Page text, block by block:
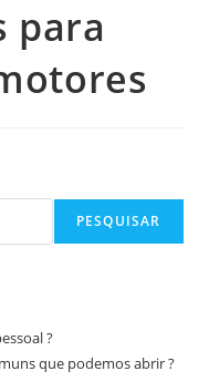
para
PESQUISAR
?
que podemos abrir ?